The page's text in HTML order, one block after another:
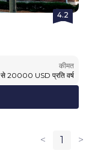
4.2
कीमत
से 20000 USD प्रति वर्ष
< 1 >